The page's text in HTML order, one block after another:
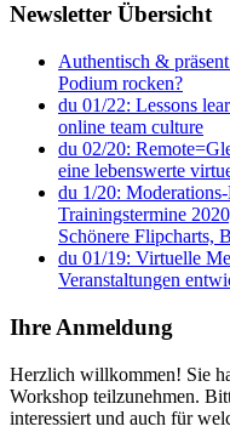
Newsletter Übersicht
Authentisch &
Podium rocken?
du 01/22: Lessons
online team culture
du 02/20:
eine lebenswerte
du 1/20:
Trainingstermine
Schönere Flipcharts,
du 01/19: Virtuelle
Veranstaltungen
Ihre Anmeldung
Herzlich willkommen! Sie
Workshop teilzunehmen.
interessiert und auch für